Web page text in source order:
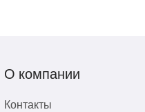
О компании
Контакты